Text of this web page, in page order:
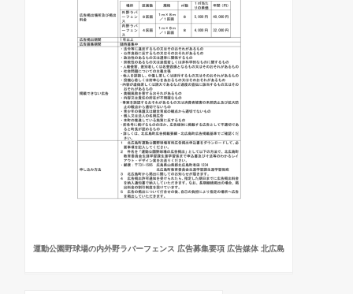
運動公園野球場の内外野ラバーフェンス 広告募集要項 広告媒体 北広島